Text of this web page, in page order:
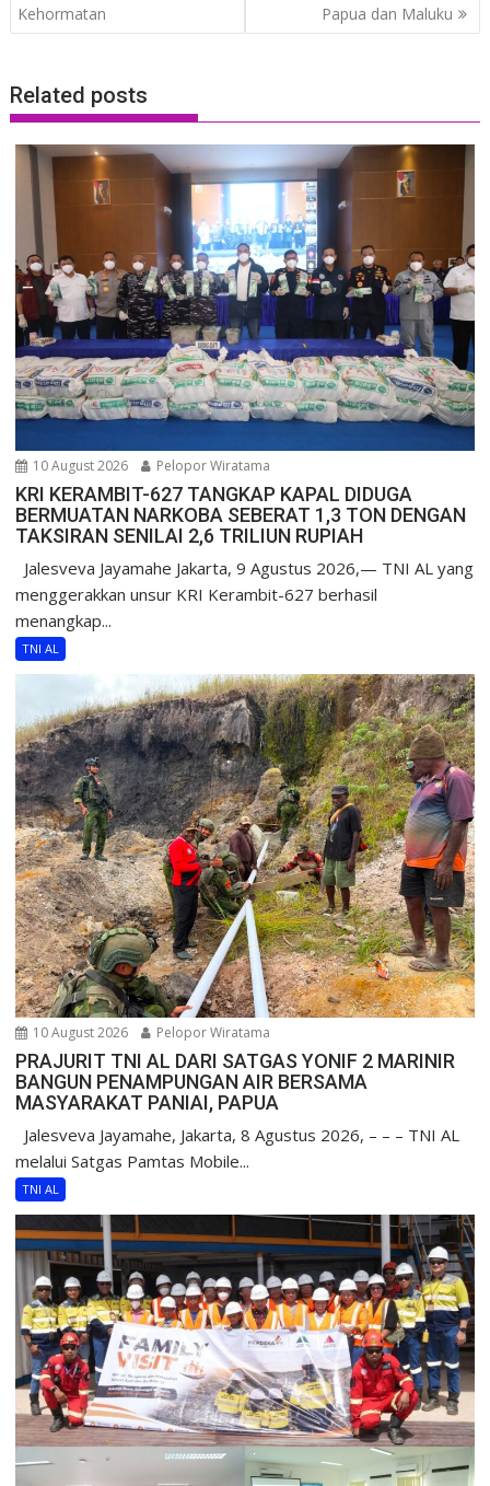
Kehormatan Papua dan Maluku
Related posts
10 August 2026 Pelopor Wiratama
KRI KERAMBIT-627 TANGKAP KAPAL DIDUGA
BERMUATAN NARKOBA SEBERAT 1,3 TON DENGAN
TAKSIRAN SENILAI 2,6 TRILIUN RUPIAH
Jalesveva Jayamahe Jakarta, 9 Agustus 2026,— TNI AL yang
menggerakkan unsur KRI Kerambit-627 berhasil
menangkap...
TNI AL
10 August 2026 Pelopor Wiratama
PRAJURIT TNI AL DARI SATGAS YONIF 2 MARINIR
BANGUN PENAMPUNGAN AIR BERSAMA
MASYARAKAT PANIAI, PAPUA
Jalesveva Jayamahe, Jakarta, 8 Agustus 2026, – – – TNI AL
melalui Satgas Pamtas Mobile...
TNI AL